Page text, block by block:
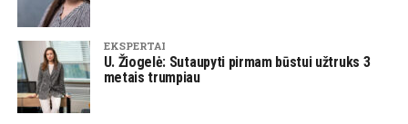
EKSPERTAI
U. Žiogelė: Sutaupyti pirmam būstui užtruks 3
metais trumpiau